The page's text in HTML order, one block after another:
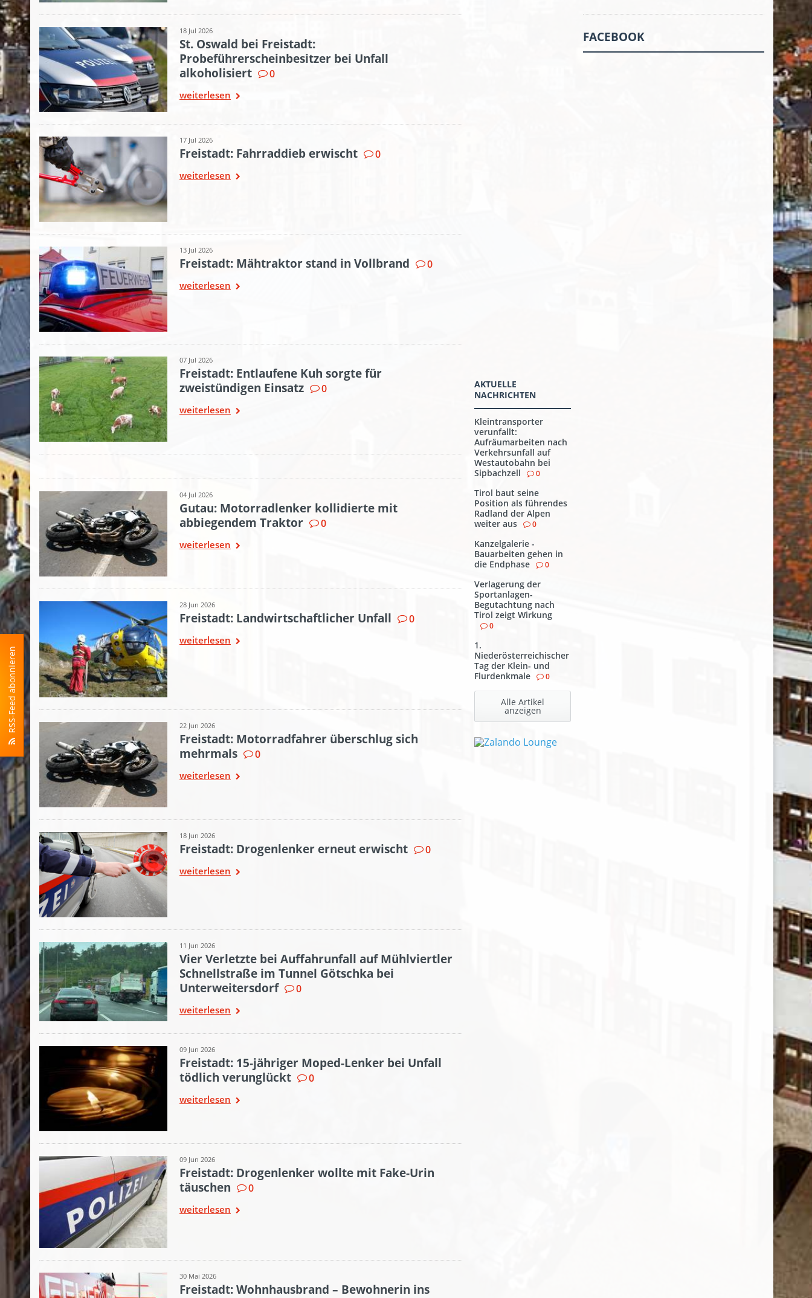
RSS-Feed abonnieren
18 Jul 2026
St. Oswald bei Freistadt:
Probeführerscheinbesitzer bei Unfall
alkoholisiert
0
weiterlesen
17 Jul 2026
Freistadt: Fahrraddieb erwischt 0
weiterlesen
13 Jul 2026
Freistadt: Mähtraktor stand in Vollbrand 0
weiterlesen
07 Jul 2026
Freistadt: Entlaufene Kuh sorgte für
zweistündigen Einsatz
0
weiterlesen
04 Jul 2026
Gutau: Motorradlenker kollidierte mit
abbiegendem Traktor
0
weiterlesen
28 Jun 2026
Freistadt: Landwirtschaftlicher Unfall 0
weiterlesen
22 Jun 2026
Freistadt: Motorradfahrer überschlug sich
mehrmals
0
weiterlesen
18 Jun 2026
Freistadt: Drogenlenker erneut erwischt 0
weiterlesen
11 Jun 2026
Vier Verletzte bei Auffahrunfall auf Mühlviertler
Schnellstraße im Tunnel Götschka bei
Unterweitersdorf
0
weiterlesen
09 Jun 2026
Freistadt: 15-jähriger Moped-Lenker bei Unfall
tödlich verunglückt
0
weiterlesen
09 Jun 2026
Freistadt: Drogenlenker wollte mit Fake-Urin
täuschen
0
weiterlesen
30 Mai 2026
Freistadt: Wohnhausbrand – Bewohnerin ins
AKTUELLE
NACHRICHTEN
Kleintransporter
verunfallt:
Aufräumarbeiten nach
Verkehrsunfall auf
Westautobahn bei
Sipbachzell
0
Tirol baut seine
Position als führendes
Radland der Alpen
weiter aus
0
Kanzelgalerie -
Bauarbeiten gehen in
die Endphase
0
Verlagerung der
Sportanlagen-
Begutachtung nach
Tirol zeigt Wirkung
0
1.
Niederösterreichischer
Tag der Klein- und
Flurdenkmale
0
Alle Artikel
anzeigen
FACEBOOK